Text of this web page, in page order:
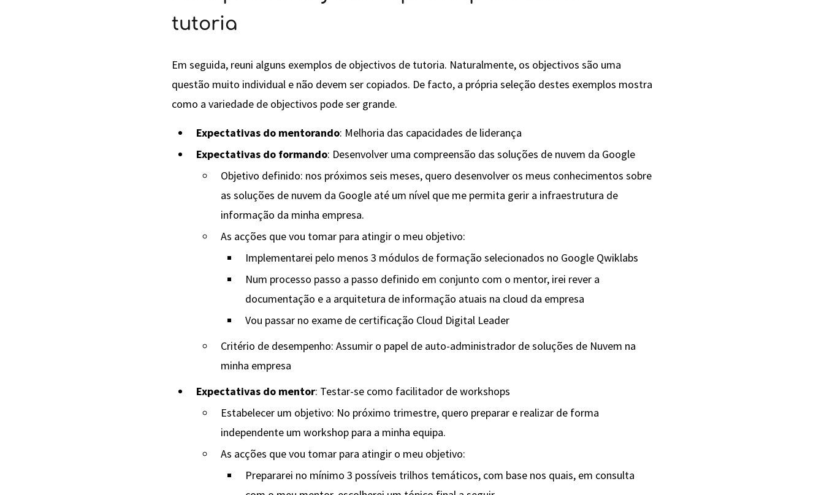
tutoria
Em seguida, reuni alguns exemplos de objectivos de tutoria. Naturalmente, os objectivos são uma
questão muito individual e não devem ser copiados. De facto, a própria seleção destes exemplos mostra
como a variedade de objectivos pode ser grande.
Expectativas do mentorando: Melhoria das capacidades de liderança
Expectativas do formando: Desenvolver uma compreensão das soluções de nuvem da Google
Objetivo definido: nos próximos seis meses, quero desenvolver os meus conhecimentos sobre
as soluções de nuvem da Google até um nível que me permita gerir a infraestrutura de
informação da minha empresa.
As acções que vou tomar para atingir o meu objetivo:
Implementarei pelo menos 3 módulos de formação selecionados no Google Qwiklabs
Num processo passo a passo definido em conjunto com o mentor, irei rever a
documentação e a arquitetura de informação atuais na cloud da empresa
Vou passar no exame de certificação Cloud Digital Leader
Critério de desempenho: Assumir o papel de auto-administrador de soluções de Nuvem na
minha empresa
Expectativas do mentor: Testar-se como facilitador de workshops
Estabelecer um objetivo: No próximo trimestre, quero preparar e realizar de forma
independente um workshop para a minha equipa.
As acções que vou tomar para atingir o meu objetivo:
Prepararei no mínimo 3 possíveis trilhos temáticos, com base nos quais, em consulta